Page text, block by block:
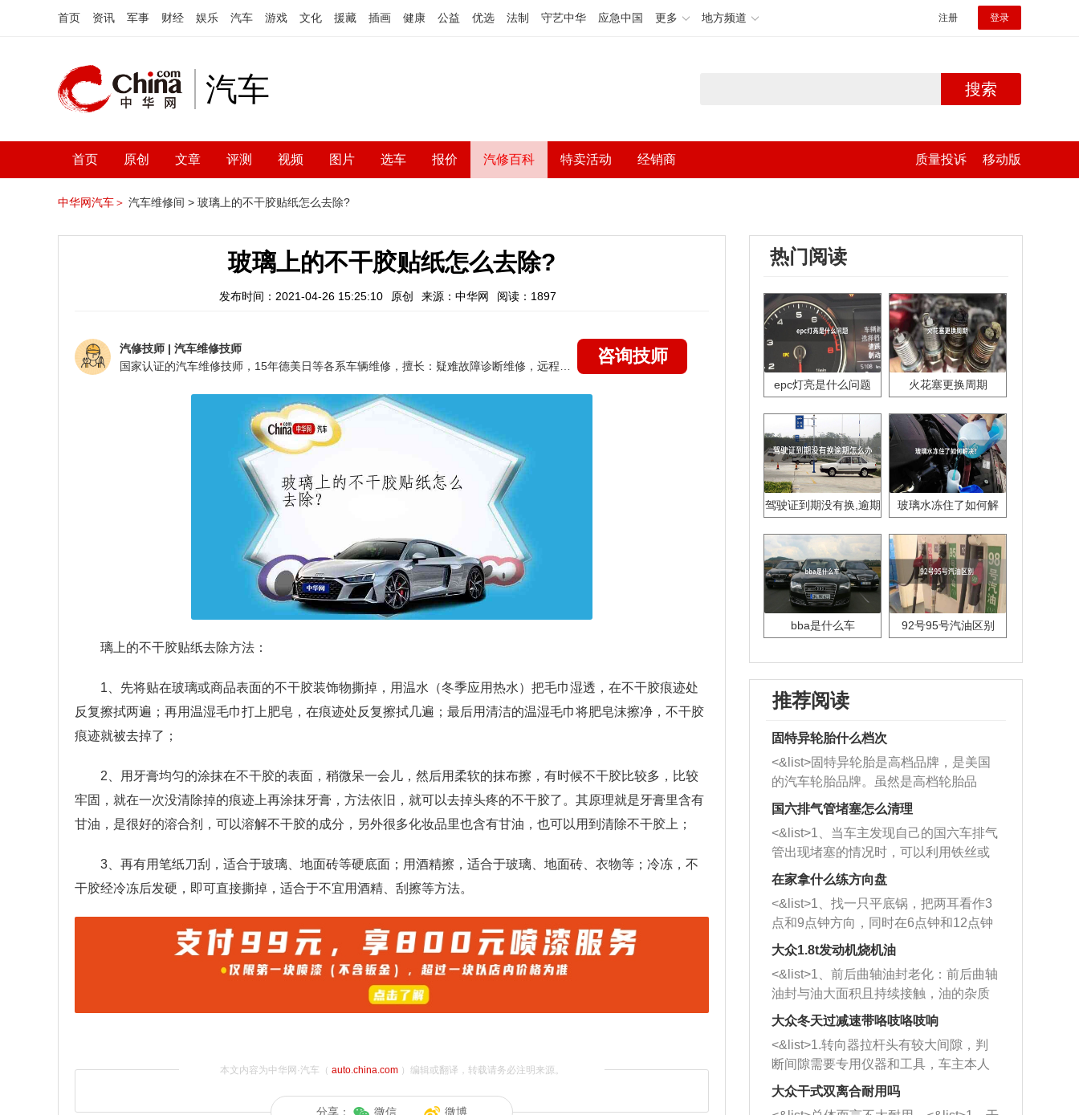
首页 资讯 军事 财经 娱乐 汽车 游戏 文化 援藏 插画 健康 公益 优选 法制 守艺中华 应急中国 更多 地方频道 注册 登录
汽车 搜索
首页 原创 文章 评测 视频 图片 选车 报价 汽修百科 特卖活动 经销商 质量投诉 移动版
中华网汽车＞ 汽车维修间 > 玻璃上的不干胶贴纸怎么去除?
玻璃上的不干胶贴纸怎么去除?
发布时间：2021-04-26 15:25:10 原创 来源：中华网 阅读：1897
汽修技师 | 汽车维修技师
咨询技师
璃上的不干胶贴纸去除方法：
1、先将贴在玻璃或商品表面的不干胶装饰物撕掉，用温水（冬季应用热水）把毛巾湿透，在不干胶痕迹处
反复擦拭两遍；再用温湿毛巾打上肥皂，在痕迹处反复擦拭几遍；最后用清洁的温湿毛巾将肥皂沫擦净，不干胶
痕迹就被去掉了；
2、用牙膏均匀的涂抹在不干胶的表面，稍微呆一会儿，然后用柔软的抹布擦，有时候不干胶比较多，比较
牢固，就在一次没清除掉的痕迹上再涂抹牙膏，方法依旧，就可以去掉头疼的不干胶了。其原理就是牙膏里含有
甘油，是很好的溶合剂，可以溶解不干胶的成分，另外很多化妆品里也含有甘油，也可以用到清除不干胶上；
3、再有用笔纸刀刮，适合于玻璃、地面砖等硬底面；用酒精擦，适合于玻璃、地面砖、衣物等；冷冻，不
干胶经冷冻后发硬，即可直接撕掉，适合于不宜用酒精、刮擦等方法。
本文内容为中华网·汽车（ auto.china.com）编辑或翻译，转载请务必注明来源。
分享： 微信 微博
热门阅读
epc灯亮是什么问题 火花塞更换周期
驾驶证到期没有换,逾期
玻璃水冻住了如何解
bba是什么车 92号95号汽油区别
推荐阅读
固特异轮胎什么档次
<&list>固特异轮胎是高档品牌，是美国
的汽车轮胎品牌。虽然是高档轮胎品
牌，但是中高低端的轮胎都有生产，这
也是为了更好的开拓市场。
国六排气管堵塞怎么清理
<&list>1、当车主发现自己的国六车排气
管出现堵塞的情况时，可以利用铁丝或
者是细棍，直接将杂物给取出来，如果
堵塞情况比较严重，也可以采取应急措
施。 <&list>2、直接利用木棍将所有的
杂物推到排气管里面的位置处，然后将
三元催化器拆解开，就可以将堵塞的东
西取出来。但如果是因为积碳过多引起
的堵塞，就需要将三元催化器泡在草酸
洗剂对堵塞的情况得到解决，将清洗剂
放在燃油箱中，与燃油混合后，车辆启
动时，就可以和汽油一起进入到燃烧
室，最后形成废气排出，就可以让三元
催化器得到清洗，排气管堵塞的情况就
在家拿什么练方向盘
<&list>1、找一只平底锅，把两耳看作3
点和9点钟方向，同时在6点钟和12点钟
方向做一个标记。 <&list>2、双手握住
一圈半的练习，往右同样也要打相同的
圈数。 <&list>3、最后强调要反复练
习，这样就可以形成肌肉记忆，在真实
驾驶车辆时，不需要记忆也能打好方
向。
大众1.8t发动机烧机油
<&list>1、前后曲轴油封老化：前后曲轴
油封与油大面积且持续接触，油的杂质
和发动机内持续温度变化使其密封效果
逐渐减弱，导致渗油或漏油。<&list>2、
活塞间隙过大：积碳会使活塞环与缸体
的间隙扩大，导致机油流入燃烧室中，
造成烧机油。<&list>3、机油粘度。使用
机油粘度过小的话，同样会有烧机油现
大众冬天过减速带咯吱咯吱响
<&list>1.转向器拉杆头有较大间隙，判
断间隙需要专用仪器和工具，车主本人
无法制作，需要将车辆送到修理厂或4s
店；<&list>2.车辆半轴套管防尘罩破
大众干式双离合耐用吗